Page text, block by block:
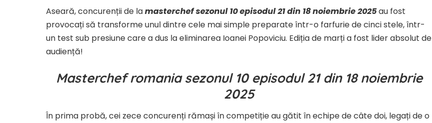
Aseară, concurenții de lamasterchef sezonul 10 episodul 21 din 18 noiembrie 2025au fost
provocați să transforme unul dintre cele mai simple preparate într-o farfurie de cinci stele, într-
un test sub presiune care a dus la eliminarea Ioanei Popoviciu. Ediția de marți a fost lider absolut de
audiență!
Masterchef romania sezonul 10 episodul 21 din 18 noiembrie
2025
În prima probă, cei zece concurenți rămași în competiție au gătit în echipe de câte doi, legați de o